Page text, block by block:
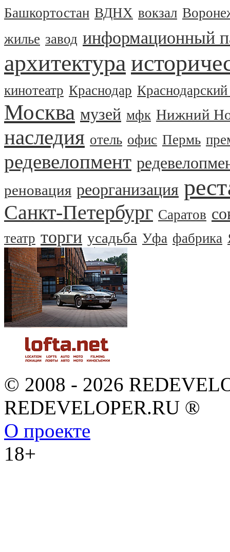
Башкортостан ВДНХ вокзал
жилье завод информационный
архитектура
кинотеатр Краснодар
Москва музей мфк Нижний
наследия отель офис Пермь
редевелопмент
реновация реорганизация
Санкт-Петербург Саратов
театр торги усадьба Уфа фабрика
© 2008 - 2026
REDEVELOPER.RU ®
О проекте
18+